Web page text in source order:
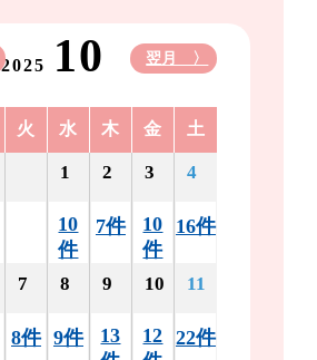
2025 10 翌月 〉
火 水 木 金 土
1
10
件
2
7件
3
10
件
4
16件
7
8件
8
9件
9
13
10
12
11
22件